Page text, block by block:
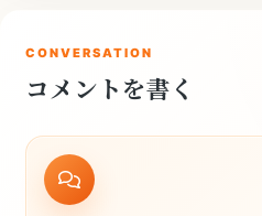
CONVERSATION
コメントを書く